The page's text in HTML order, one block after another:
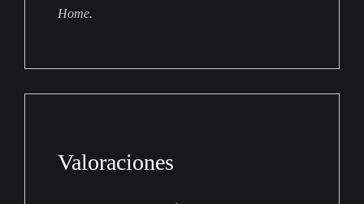
Home.
Valoraciones